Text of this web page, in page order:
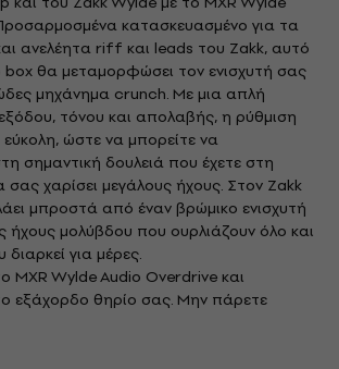
κατασκευασμένο για τα
ανελέητα riff και leads του Zakk, αυτό
θα μεταμορφώσει τον ενισχυτή σας
μηχάνημα crunch. Με μια απλή
τόνου και απολαβής, η ρύθμιση
εύκολη, ώστε να μπορείτε να
σημαντική δουλειά που έχετε στη
χαρίσει μεγάλους ήχους. Στον Zakk
μπροστά από έναν βρώμικο ενισχυτή
ήχους μολύβδου που ουρλιάζουν όλο και
για μέρες.
MXR Wylde Audio Overdrive και
εξάχορδο θηρίο σας. Μην πάρετε